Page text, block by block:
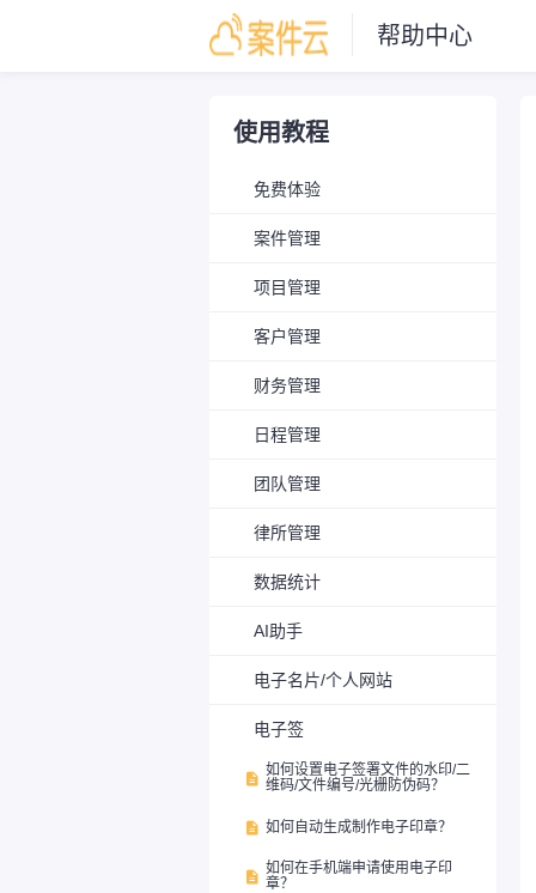
帮助中心
使用教程
免费体验
案件管理
项目管理
客户管理
财务管理
日程管理
团队管理
律所管理
数据统计
AI助手
电子名片/个人网站
电子签
 如何设置电子签署文件的水印/二
维码/文件编号/光栅防伪码？
 如何自动生成制作电子印章？
 如何在手机端申请使用电子印
章？